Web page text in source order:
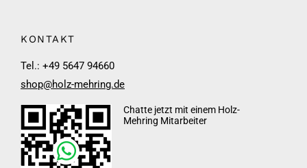
KONTAKT
Tel.: +49 5647 94660
shop@holz-mehring.de
Chatte jetzt mit einem Holz-
Mehring Mitarbeiter